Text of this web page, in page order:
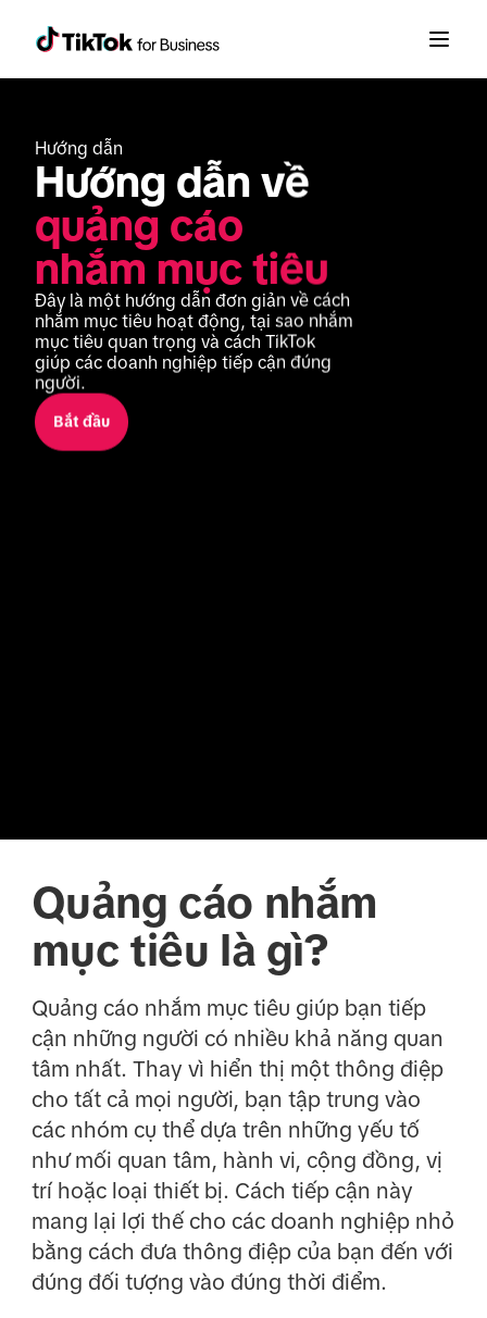
Hướng dẫn
quảng cáo
nhắm mục tiêu
Đây là một hướng dẫn đơn giản về cách
nhắm mục tiêu hoạt động, tại sao nhắm
mục tiêu quan trọng và cách TikTok
giúp các doanh nghiệp tiếp cận đúng
người.
Bắt đầu
Quảng cáo nhắm
mục tiêu là gì?
Quảng cáo nhắm mục tiêu giúp bạn tiếp
cận những người có nhiều khả năng quan
tâm nhất. Thay vì hiển thị một thông điệp
cho tất cả mọi người, bạn tập trung vào
các nhóm cụ thể dựa trên những yếu tố
như mối quan tâm, hành vi, cộng đồng, vị
trí hoặc loại thiết bị. Cách tiếp cận này
mang lại lợi thế cho các doanh nghiệp nhỏ
bằng cách đưa thông điệp của bạn đến với
đúng đối tượng vào đúng thời điểm.